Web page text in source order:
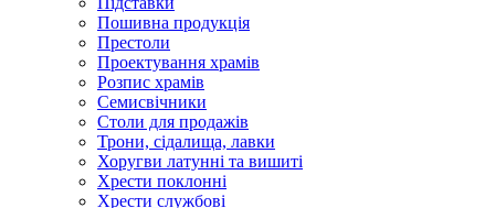
Пошивна продукція
Престоли
Проектування храмів
Розпис храмів
Семисвічники
Столи для продажів
Трони, сідалища, лавки
Хоругви латунні та вишиті
Хрести поклонні
Хрести службові